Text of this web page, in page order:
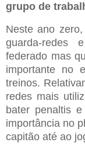
grupo de
Neste ano
guarda-redes
federado mas
importante no
treinos.
redes mais
bater penaltis
importância no
capitão até ao